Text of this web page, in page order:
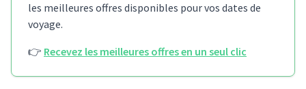
les meilleures offres disponibles pour vos dates de
voyage.
👉 Recevez les meilleures offres en un seul clic